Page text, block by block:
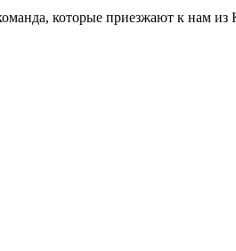
которые приезжают к нам из